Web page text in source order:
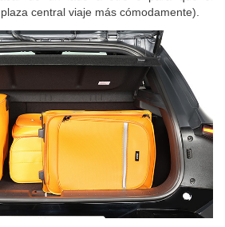
de un lado a otro o para que el